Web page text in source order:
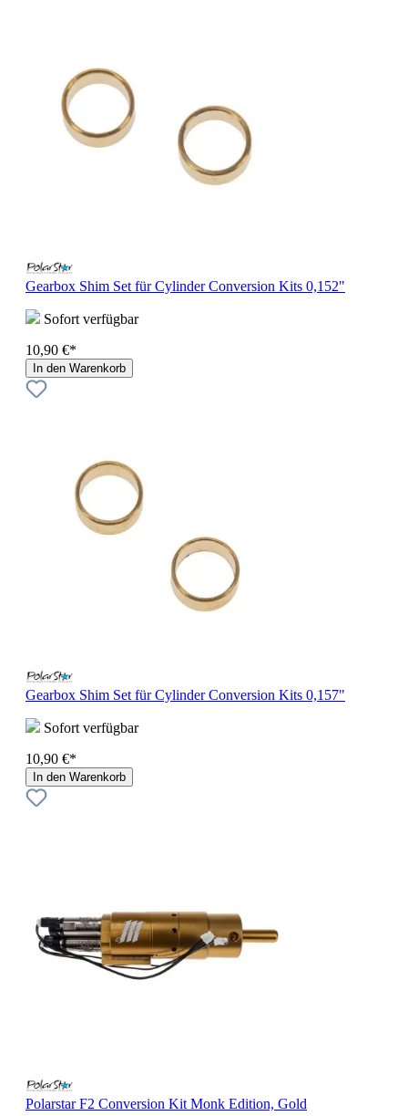
Gearbox Shim Set für Cylinder Conversion Kits 0,152"
Sofort verfügbar
10,90 €*
In den Warenkorb
Gearbox Shim Set für Cylinder Conversion Kits 0,157"
Sofort verfügbar
10,90 €*
In den Warenkorb
Polarstar F2 Conversion Kit Monk Edition, Gold